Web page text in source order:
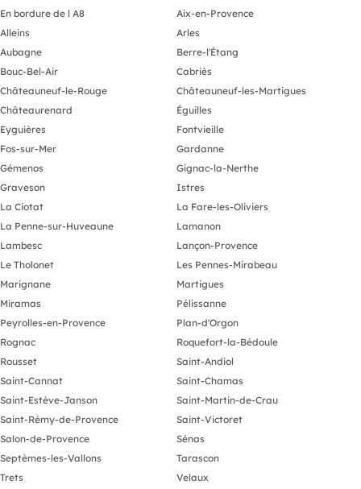
En bordure de l A8
Aix-en-Provence
Alleins
Arles
Aubagne
Berre-l'Étang
Bouc-Bel-Air
Cabriès
Châteauneuf-le-Rouge
Châteauneuf-les-Martigues
Châteaurenard
Éguilles
Eyguières
Fontvieille
Fos-sur-Mer
Gardanne
Gémenos
Gignac-la-Nerthe
Graveson
Istres
La Ciotat
La Fare-les-Oliviers
La Penne-sur-Huveaune
Lamanon
Lambesc
Lançon-Provence
Le Tholonet
Les Pennes-Mirabeau
Marignane
Martigues
Miramas
Pélissanne
Peyrolles-en-Provence
Plan-d'Orgon
Rognac
Roquefort-la-Bédoule
Rousset
Saint-Andiol
Saint-Cannat
Saint-Chamas
Saint-Estève-Janson
Saint-Martin-de-Crau
Saint-Rémy-de-Provence
Saint-Victoret
Salon-de-Provence
Sénas
Septèmes-les-Vallons
Tarascon
Trets
Velaux